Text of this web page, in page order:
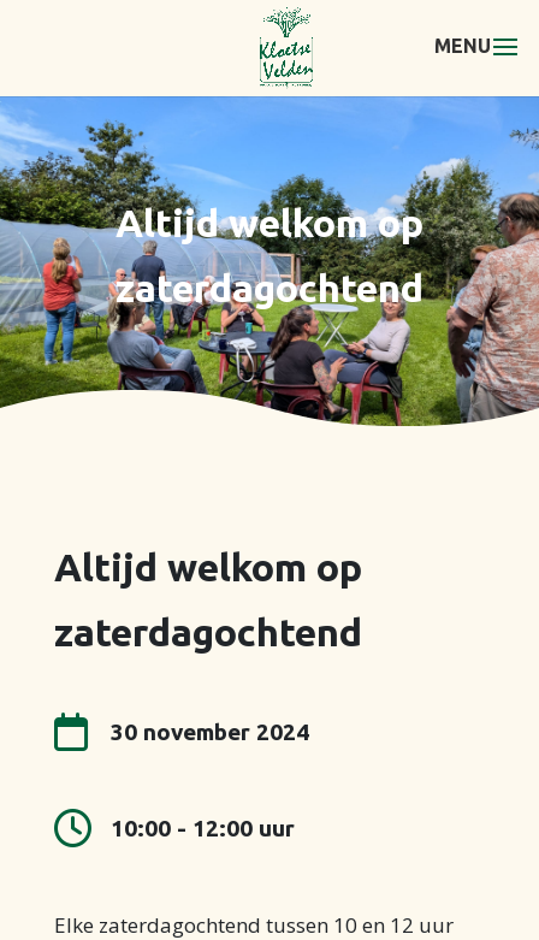
Altijd welkom op
zaterdagochtend
Altijd welkom op
zaterdagochtend
 30 november 2024
 10:00 - 12:00 uur
Elke zaterdagochtend tussen 10 en 12 uur